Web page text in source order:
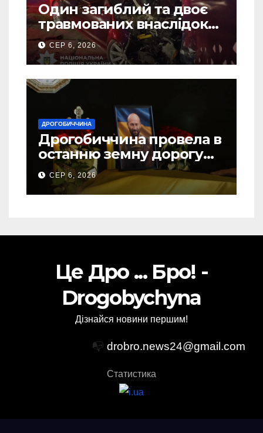
Один загиблий та двоє
травмованих внаслідок
ДТП на Самбірщині
СЕР 6, 2026
ДРОГОБИЧЧИНА
Дрогобиччина провела в
останню земну дорогу
свого Захисника – Олега
Торського
СЕР 6, 2026
Це Дро ... Бро! -
Drogobychyna
Дізнайся новини першим!
📭 drobro.news24@gmail.com
Статистика